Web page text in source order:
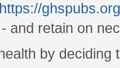
https://
and retain on
by